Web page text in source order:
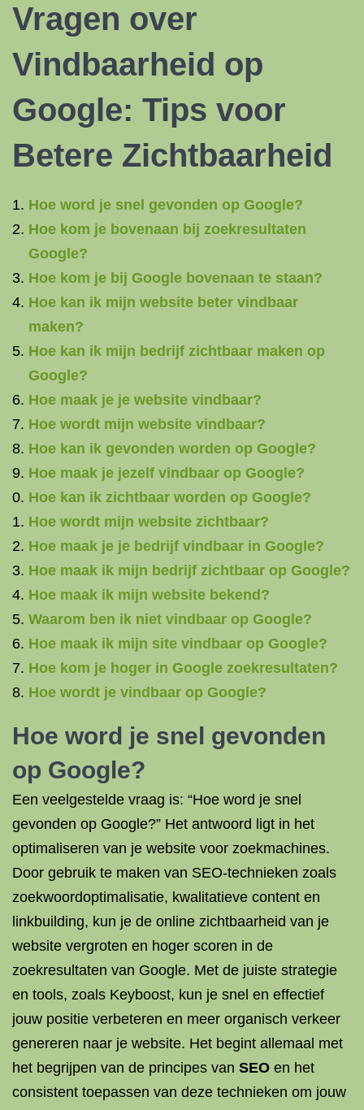
Vragen over
Vindbaarheid op
Google: Tips voor
Betere Zichtbaarheid
Hoe word je snel gevonden op Google?
Hoe kom je bovenaan bij zoekresultaten
Google?
Hoe kom je bij Google bovenaan te staan?
Hoe kan ik mijn website beter vindbaar
maken?
Hoe kan ik mijn bedrijf zichtbaar maken op
Google?
Hoe maak je je website vindbaar?
Hoe wordt mijn website vindbaar?
Hoe kan ik gevonden worden op Google?
Hoe maak je jezelf vindbaar op Google?
Hoe kan ik zichtbaar worden op Google?
Hoe wordt mijn website zichtbaar?
Hoe maak je je bedrijf vindbaar in Google?
Hoe maak ik mijn bedrijf zichtbaar op Google?
Hoe maak ik mijn website bekend?
Waarom ben ik niet vindbaar op Google?
Hoe maak ik mijn site vindbaar op Google?
Hoe kom je hoger in Google zoekresultaten?
Hoe wordt je vindbaar op Google?
Hoe word je snel gevonden
op Google?
Een veelgestelde vraag is: “Hoe word je snel
gevonden op Google?” Het antwoord ligt in het
optimaliseren van je website voor zoekmachines.
Door gebruik te maken van SEO-technieken zoals
zoekwoordoptimalisatie, kwalitatieve content en
linkbuilding, kun je de online zichtbaarheid van je
website vergroten en hoger scoren in de
zoekresultaten van Google. Met de juiste strategie
en tools, zoals Keyboost, kun je snel en effectief
jouw positie verbeteren en meer organisch verkeer
genereren naar je website. Het begint allemaal met
het begrijpen van de principes van SEO en het
consistent toepassen van deze technieken om jouw